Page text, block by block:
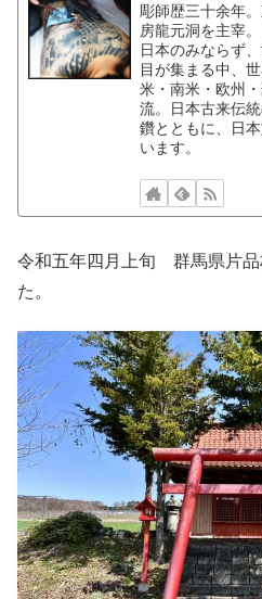
彫師歴三十余年
房龍元洞を主宰。
日本のみならず
目が集まる中、
米・南米・欧州
流。日本古来伝
鑽とともに、日
います。
令和五年四月上旬 群馬県片品
た。